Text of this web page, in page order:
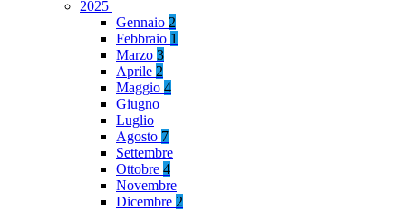
2025
Gennaio 2
Febbraio 1
Marzo 3
Aprile 2
Maggio 4
Giugno
Luglio
Agosto 7
Settembre
Ottobre 4
Novembre
Dicembre 2